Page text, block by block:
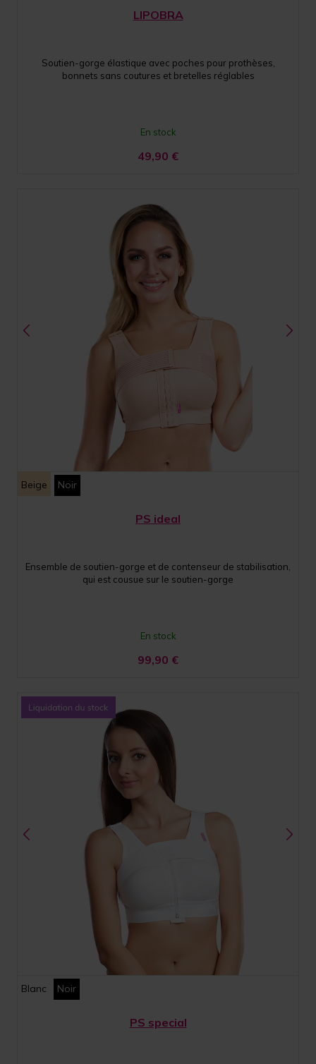
LIPOBRA
Soutien-gorge élastique avec poches pour prothèses,
bonnets sans coutures et bretelles réglables
En stock
49,90 €
Beige Noir
PS ideal
Ensemble de soutien-gorge et de contenseur de stabilisation,
qui est cousue sur le soutien-gorge
En stock
99,90 €
Blanc Noir
PS special